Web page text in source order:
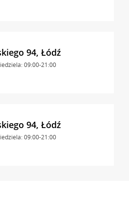
94, Łódź
09:00-21:00
94, Łódź
09:00-21:00